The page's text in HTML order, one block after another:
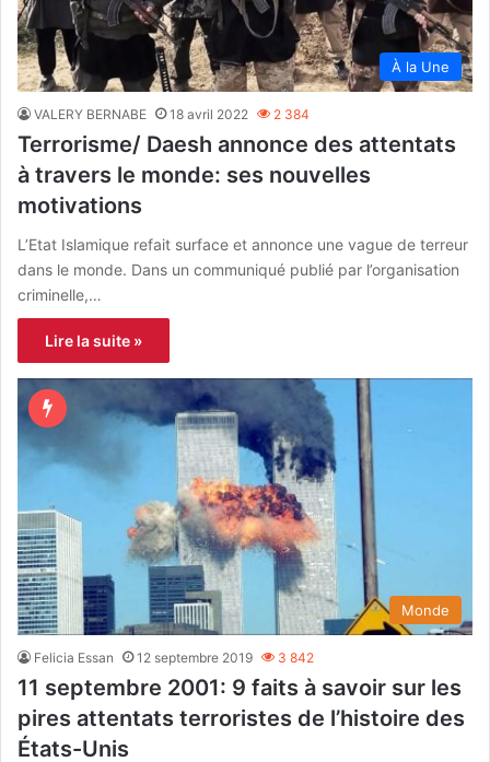
À la Une
VALERY BERNABE 18 avril 2022 2 384
Terrorisme/ Daesh annonce des attentats
à travers le monde: ses nouvelles
motivations
L’Etat Islamique refait surface et annonce une vague de terreur
dans le monde. Dans un communiqué publié par l’organisation
criminelle,…
Lire la suite »
Monde
Felicia Essan 12 septembre 2019 3 842
11 septembre 2001: 9 faits à savoir sur les
pires attentats terroristes de l’histoire des
États-Unis